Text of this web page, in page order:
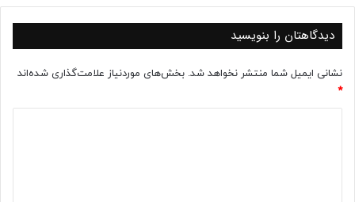
دیدگاهتان را بنویسید
نشانی ایمیل شما منتشر نخواهد شد. بخش‌های موردنیاز علامت‌گذاری شده‌اند
*